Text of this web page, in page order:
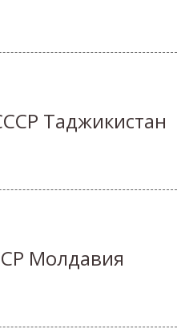
Таджикистан
Молдавия